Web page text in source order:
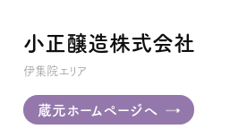
小正醸造株式会社
伊集院エリア
蔵元ホームページへ